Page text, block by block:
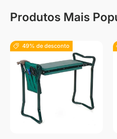
Produtos Mais
49% de desconto